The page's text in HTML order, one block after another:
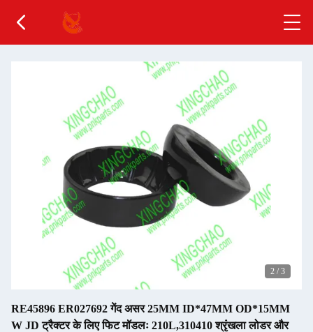
2 / 3
RE45896 ER027692 गेंद असर 25MM ID*47MM OD*15MM
W JD ट्रैक्टर के लिए फिट मॉडलः 210L,310410 श्रृंखला लोडर और